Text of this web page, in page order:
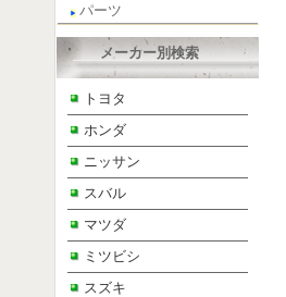
パーツ
メーカー別検索
トヨタ
ホンダ
ニッサン
スバル
マツダ
ミツビシ
スズキ